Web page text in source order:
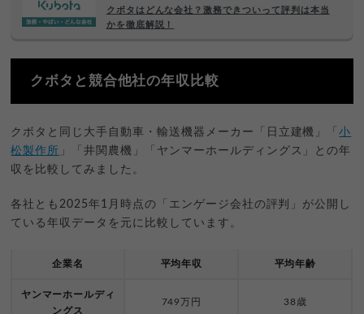
クボタはどんな会社？激務できついって評判は本当
かを徹底解説！
クボタと競合他社の年収比較
クボタと同じ大手自動車・輸送機器メーカー「日立建機」「小
松製作所 」「井関農機」「ヤンマーホールディングス」との年
収を比較してみました。
各社とも2025年1月時点の「エンゲージ会社の評判」が公開し
ている年収データを元に比較しています。
企業名 平均年収 平均年齢
ヤンマーホールディ
ングス
749万円 38歳